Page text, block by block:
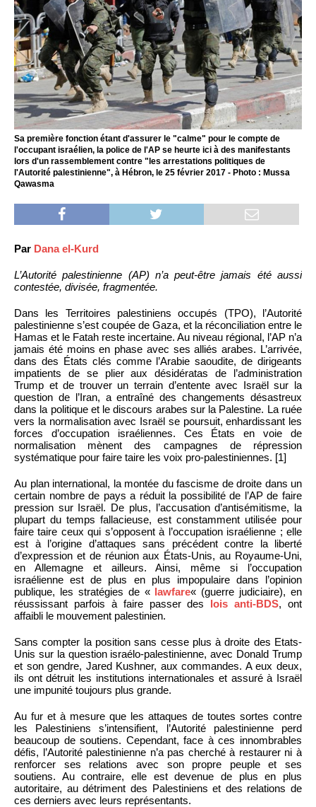
Sa première fonction étant d'assurer le "calme" pour le compte de
l'occupant israélien, la police de l'AP se heurte ici à des manifestants
lors d'un rassemblement contre "les arrestations politiques de
l'Autorité palestinienne", à Hébron, le 25 février 2017 - Photo : Mussa
Qawasma
Par Dana el-Kurd
L’Autorité palestinienne (AP) n’a peut-être jamais été aussi
contestée, divisée, fragmentée.
Dans les Territoires palestiniens occupés (TPO), l’Autorité
palestinienne s’est coupée de Gaza, et la réconciliation entre le
Hamas et le Fatah reste incertaine. Au niveau régional, l’AP n’a
jamais été moins en phase avec ses alliés arabes. L’arrivée,
dans des États clés comme l’Arabie saoudite, de dirigeants
impatients de se plier aux désidératas de l’administration
Trump et de trouver un terrain d’entente avec Israël sur la
question de l’Iran, a entraîné des changements désastreux
dans la politique et le discours arabes sur la Palestine. La ruée
vers la normalisation avec Israël se poursuit, enhardissant les
forces d’occupation israéliennes. Ces États en voie de
normalisation mènent des campagnes de répression
systématique pour faire taire les voix pro-palestiniennes. [1]
Au plan international, la montée du fascisme de droite dans un
certain nombre de pays a réduit la possibilité de l’AP de faire
pression sur Israël. De plus, l’accusation d’antisémitisme, la
plupart du temps fallacieuse, est constamment utilisée pour
faire taire ceux qui s’opposent à l’occupation israélienne ; elle
est à l’origine d’attaques sans précédent contre la liberté
d’expression et de réunion aux États-Unis, au Royaume-Uni,
en Allemagne et ailleurs. Ainsi, même si l’occupation
israélienne est de plus en plus impopulaire dans l’opinion
publique, les stratégies de « lawfare« (guerre judiciaire), en
réussissant parfois à faire passer des lois anti-BDS, ont
affaibli le mouvement palestinien.
Sans compter la position sans cesse plus à droite des Etats-
Unis sur la question israélo-palestinienne, avec Donald Trump
et son gendre, Jared Kushner, aux commandes. A eux deux,
ils ont détruit les institutions internationales et assuré à Israël
une impunité toujours plus grande.
Au fur et à mesure que les attaques de toutes sortes contre
les Palestiniens s’intensifient, l’Autorité palestinienne perd
beaucoup de soutiens. Cependant, face à ces innombrables
défis, l’Autorité palestinienne n’a pas cherché à restaurer ni à
renforcer ses relations avec son propre peuple et ses
soutiens. Au contraire, elle est devenue de plus en plus
autoritaire, au détriment des Palestiniens et des relations de
ces derniers avec leurs représentants.